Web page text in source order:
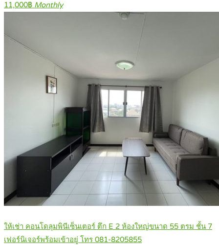
11,000฿ Monthly
ให้เช่า คอนโดลุมพินีเซ็นเตอร์ ตึก E 2 ห้องใหญ่ขนาด 55 ตรม ชั้น 7
เฟอร์นิเจอร์พร้อมเข้าอยู่ โทร 081-8205855